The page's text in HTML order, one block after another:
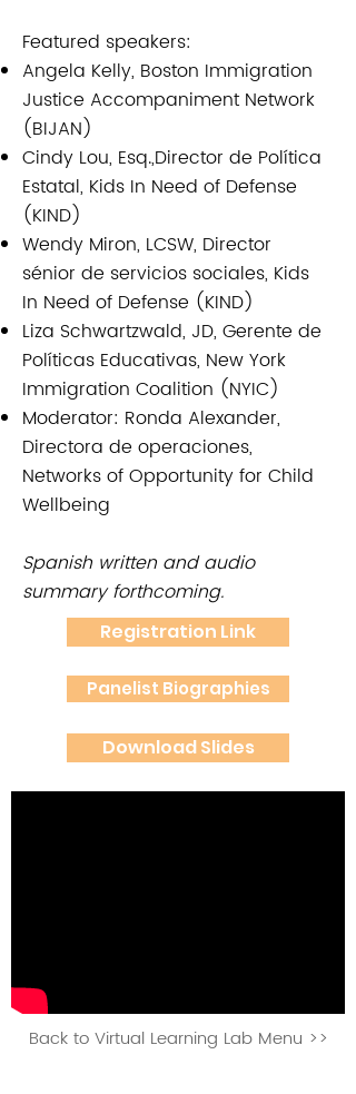
Featured speakers:​​
Angela Kelly, Boston Immigration
Justice Accompaniment Network
(BIJAN)
Cindy Lou, Esq.,Director de Política
Estatal, Kids In Need of Defense
(KIND)
Wendy Miron, LCSW, Director
sénior de servicios sociales, Kids
In Need of Defense (KIND)
Liza Schwartzwald, JD, Gerente de
Políticas Educativas, New York
Immigration Coalition (NYIC)
Moderator: Ronda Alexander,
Directora de operaciones,
Networks of Opportunity for Child
Wellbeing
Spanish written and audio
summary forthcoming.
Registration Link
Panelist Biographies
Download Slides
Back to Virtual Learning Lab Menu >>